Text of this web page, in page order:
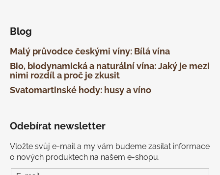
Blog
Malý průvodce českými víny: Bílá vína
Bio, biodynamická a naturální vína: Jaký je mezi
nimi rozdíl a proč je zkusit
Svatomartinské hody: husy a víno
Odebírat newsletter
Vložte svůj e-mail a my vám budeme zasílat informace
o nových produktech na našem e-shopu.